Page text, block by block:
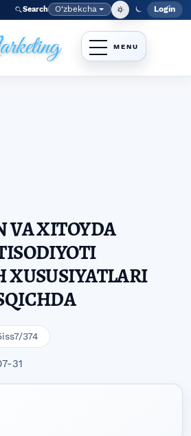
menu
Search Language
O‘zbekcha Login
VA XITOYDA
XUSUSIYATLARI
374
31